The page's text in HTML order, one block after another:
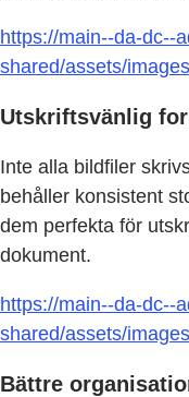
https://main--da-dc--
shared/assets/
Utskriftsvänlig
Inte alla bildfiler
behåller konsistent
dem perfekta för
dokument.
https://main--da-dc--
shared/assets/
Bättre